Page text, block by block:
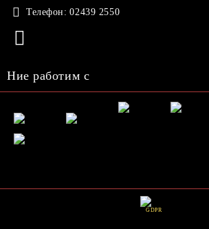
Телефон: 02439 2550
Ние работим с
GDPR